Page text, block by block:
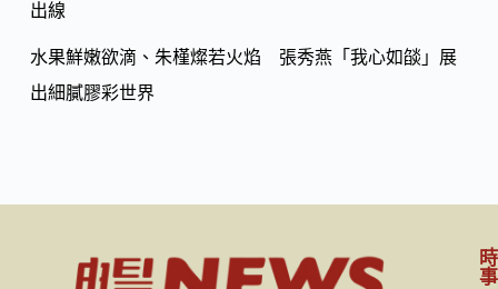
出線
水果鮮嫩欲滴、朱槿燦若火焰 張秀燕「我心如燄」展
出細膩膠彩世界
時
事